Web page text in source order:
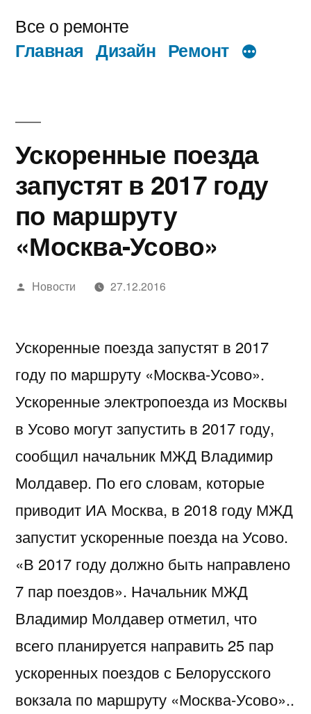
содержимому
Все о ремонте
Главная Дизайн Ремонт
Ускоренные поезда
запустят в 2017 году
по маршруту
«Москва-Усово»
Написано
Новости 27.12.2016
Ускоренные поезда запустят в 2017
году по маршруту «Москва-Усово».
Ускоренные электропоезда из Москвы
в Усово могут запустить в 2017 году,
сообщил начальник МЖД Владимир
Молдавер. По его словам, которые
приводит ИА Москва, в 2018 году МЖД
запустит ускоренные поезда на Усово.
«В 2017 году должно быть направлено
7 пар поездов». Начальник МЖД
Владимир Молдавер отметил, что
всего планируется направить 25 пар
ускоренных поездов с Белорусского
вокзала по маршруту «Москва-Усово»..